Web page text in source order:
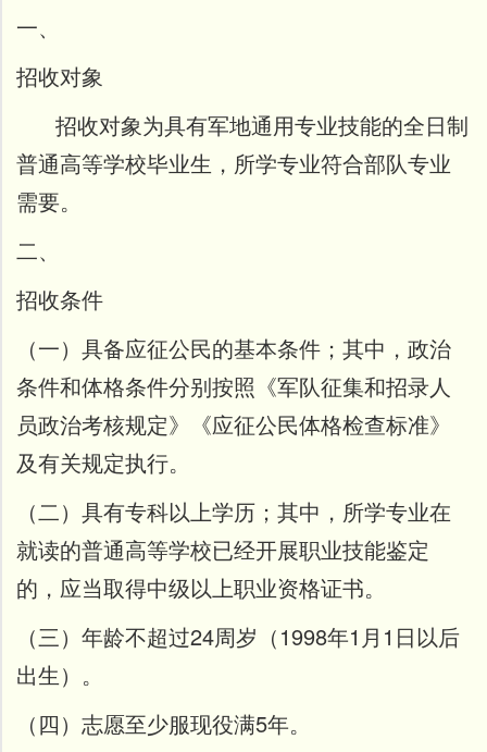
一、
招收对象
招收对象为具有军地通用专业技能的全日制
普通高等学校毕业生，所学专业符合部队专业
需要。
二、
招收条件
（一）具备应征公民的基本条件；其中，政治
条件和体格条件分别按照《军队征集和招录人
员政治考核规定》《应征公民体格检查标准》
及有关规定执行。
（二）具有专科以上学历；其中，所学专业在
就读的普通高等学校已经开展职业技能鉴定
的，应当取得中级以上职业资格证书。
（三）年龄不超过24周岁（1998年1月1日以后
出生）。
（四）志愿至少服现役满5年。